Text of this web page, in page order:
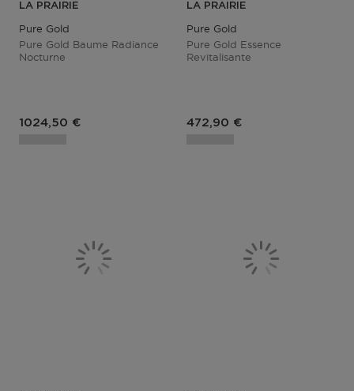
LA PRAIRIE
Pure Gold
Pure Gold Baume Radiance
Nocturne
Prix du produit
1024,50 €
LA PRAIRIE
Pure Gold
Pure Gold Essence
Revitalisante
Prix du produit
472,90 €